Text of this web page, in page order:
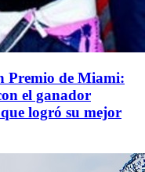
Premio de Miami:
el ganador
logró su mejor